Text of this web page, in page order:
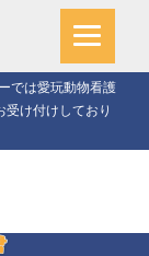
では愛玩動物看護
け付けしており